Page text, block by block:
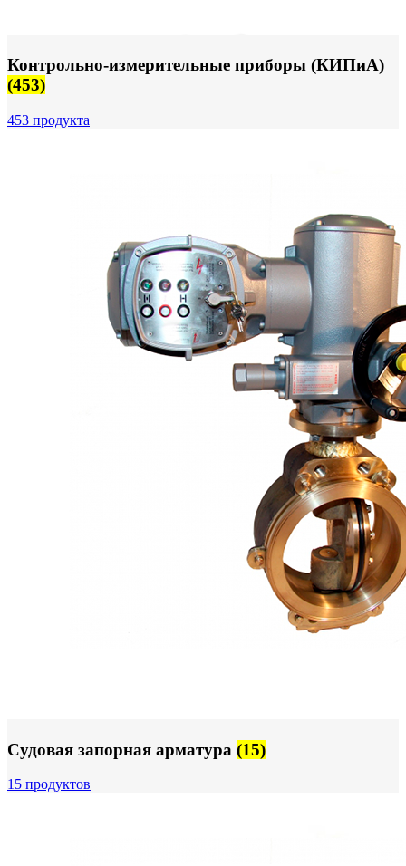
Контрольно-измерительные приборы (КИПиА)
(453)
453 продукта
Судовая запорная арматура (15)
15 продуктов